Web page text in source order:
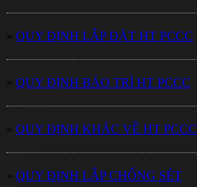
» QUY ĐỊNH LẮP ĐẶT HT PCCC
» QUY ĐỊNH BẢO TRÌ HT PCCC
» QUY ĐỊNH KHÁC VỀ HT PCCC
» QUY ĐỊNH LẮP CHỐNG SÉT